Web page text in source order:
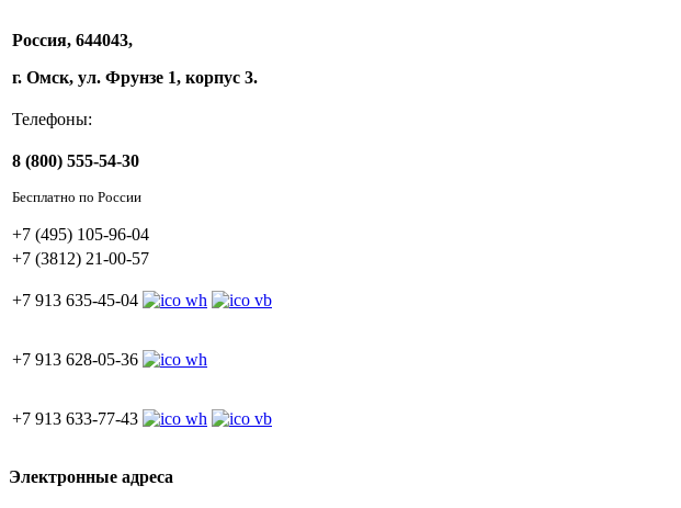
Россия, 644043,
г. Омск, ул. Фрунзе 1, корпус 3.
Телефоны:
8 (800) 555-54-30
Бесплатно по России
+7 (495) 105-96-04
+7 (3812) 21-00-57
+7 913 635-45-04
+7 913 628-05-36
+7 913 633-77-43
Электронные адреса